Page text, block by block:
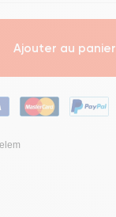
Ajouter au panier